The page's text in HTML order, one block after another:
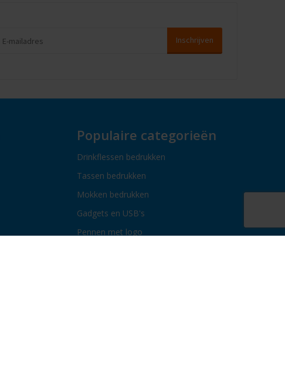
Populaire categorieën
Drinkflessen bedrukken
Tassen bedrukken
Mokken bedrukken
Gadgets en USB's
Pennen met logo